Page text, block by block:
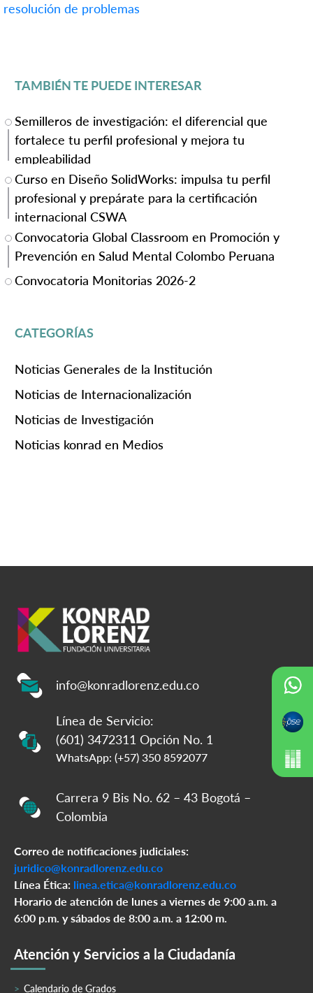
resolución de problemas
TAMBIÉN TE PUEDE INTERESAR
Semilleros de investigación: el diferencial que
fortalece tu perfil profesional y mejora tu
empleabilidad
Curso en Diseño SolidWorks: impulsa tu perfil
profesional y prepárate para la certificación
internacional CSWA
Convocatoria Global Classroom en Promoción y
Prevención en Salud Mental Colombo Peruana
Convocatoria Monitorias 2026-2
CATEGORÍAS
Noticias Generales de la Institución
Noticias de Internacionalización
Noticias de Investigación
Noticias konrad en Medios
info@konradlorenz.edu.co
Línea de Servicio:
(601) 3472311 Opción No. 1
WhatsApp: (+57) 350 8592077
Carrera 9 Bis No. 62 – 43 Bogotá –
Colombia
Correo de notificaciones judiciales:
juridico@konradlorenz.edu.co
Línea Ética: linea.etica@konradlorenz.edu.co
Horario de atención de lunes a viernes de 9:00 a.m. a
6:00 p.m. y sábados de 8:00 a.m. a 12:00 m.
Atención y Servicios a la Ciudadanía
Calendario de Grados